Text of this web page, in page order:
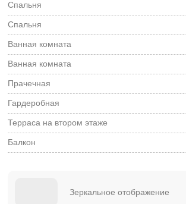
Спальня
Спальня
Ванная комната
Ванная комната
Прачечная
Гардеробная
Терраса на втором этаже
Балкон
Зеркальное отображение